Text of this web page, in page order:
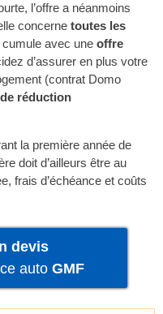
l’offre a néanmoins
concerne toutes les
avec une offre
d’assurer en plus votre
(contrat Domo
réduction
la première année de
doit d’ailleurs être au
frais d’échéance et coûts
devis
auto GMF